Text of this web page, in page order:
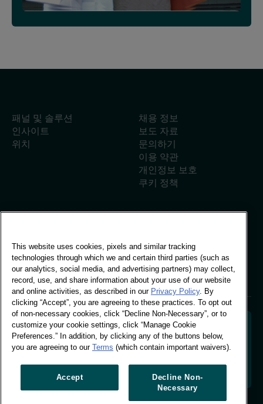
패널 및 솔루션
인사이트
위치
채용 정보
보도 자료
문의하기
이용 약관
개인정보 보호
쿠키 정책
비보 빌딩, 스탬퍼드 스트리
트 30번지, 런던
런던 SE1 9LQ
T +44 (0)207 076 9000
소비자 행동을 해독하여 브랜드의 미래를 설계합니다. 행
장을 주도합니다.
This website uses cookies, pixels and similar tracking
technologies through which we and certain third parties (such as
our analytics, social media, and advertising partners) may collect,
record, use, and share information about your use of our website
and online activities, as described in our Privacy Policy. By
clicking “Accept”, you are agreeing to these practices. To opt out
of non-necessary cookies, click “Decline Non-Necessary”, or to
customize your cookie settings, click “Manage Cookie
Preferences.” In addition, by clicking any of the buttons below,
you are agreeing to our Terms (which contain important waivers).
Accept
Decline Non-
Necessary